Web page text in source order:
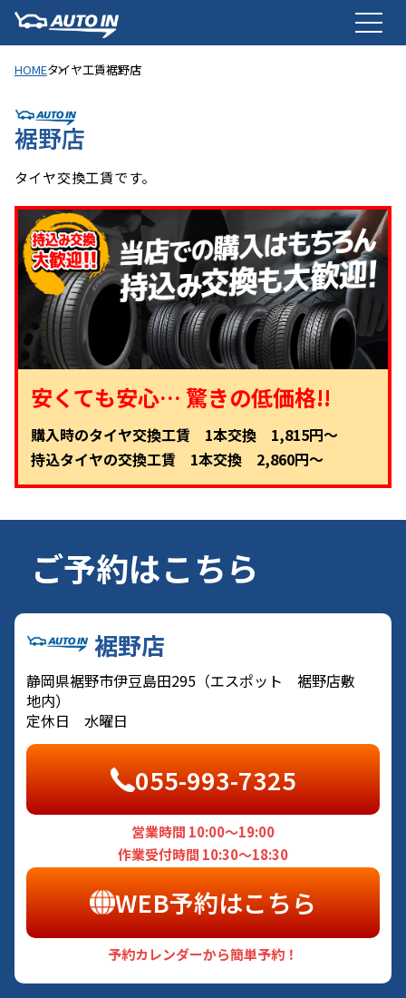
HOMEタイヤ工賃裾野店
裾野店
タイヤ交換工賃です。
安くても安心… 驚きの低価格!!
購入時のタイヤ交換工賃 1本交換 1,815円～
持込タイヤの交換工賃 1本交換 2,860円～
ご予約はこちら
裾野店
静岡県裾野市伊豆島田295（エスポット 裾野店敷
地内）
定休日 水曜日
055-993-7325
営業時間 10:00～19:00
作業受付時間 10:30～18:30
WEB予約はこちら
予約カレンダーから簡単予約！